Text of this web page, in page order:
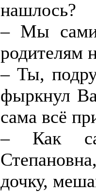
нашлось?
– Мы сами
родителям
– Ты,
фыркнул
сама всё
– Как
дочку,